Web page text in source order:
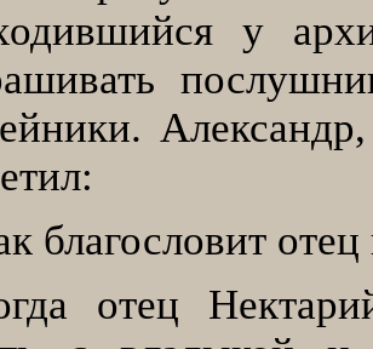
у
благословит отец
отец